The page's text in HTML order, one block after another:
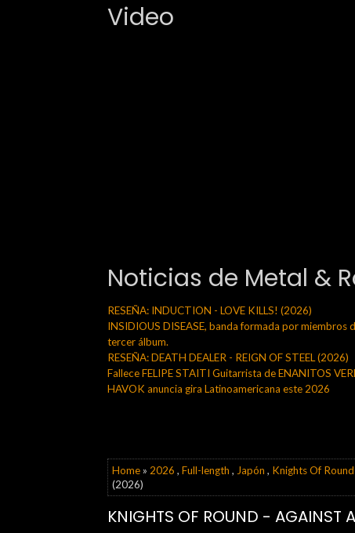
Video
Noticias de Metal &
RESEÑA: INDUCTION - LOVE KILLS! (2026)
INSIDIOUS DISEASE, banda formada por
tercer álbum.
RESEÑA: DEATH DEALER - REIGN OF STEEL (2026)
Fallece FELIPE STAITI Guitarrista de ENANITOS
HAVOK anuncia gira Latinoamericana este 2026
Home» 2026 , Full-length , Japón , Knights Of Round
(2026)
KNIGHTS OF ROUND - AGAINST